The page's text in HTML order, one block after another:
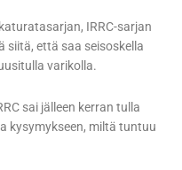
IRRC-sarjan
siitä, että saa seisoskella
varikolla.
sai jälleen kerran tulla
kysymykseen, miltä tuntuu